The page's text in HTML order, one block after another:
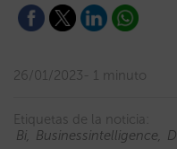
26/01/2023 1 minuto
Etiquetas de la noticia:
Bi
Businessintelligence